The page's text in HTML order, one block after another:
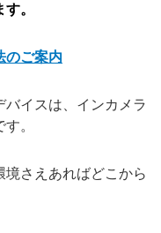
。
のご案内
イスは、インカメラ
。
さえあればどこから